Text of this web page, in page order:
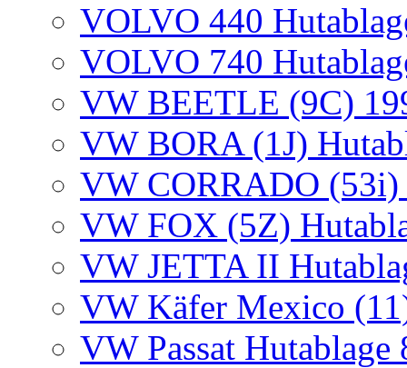
VOLVO 440
VOLVO 740
VW BEETLE (9C)
VW BORA (1J)
VW CORRADO (53i)
VW FOX (5Z)
VW JETTA II
VW Käfer Mexico
VW Passat Hutablage